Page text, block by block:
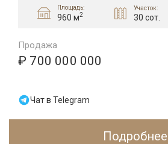
Площадь:
960 м2
Участок:
30 сот.
Продажа
₽ 700 000 000
Чат в Telegram
Подробнее